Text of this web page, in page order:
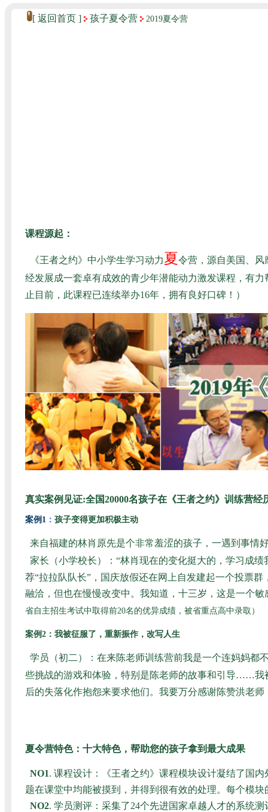
[ 返回首页 ] 孩子夏令营 2019夏令营
课程源起：
《王者之约》中小学生学习动力夏令营，源自美国、风
经发展成一套卓有成效的青少年潜能动力激发课程，有
止目前，此课程已连续举办16年，拥有良好口碑！）
真实案例见证:全国20000名孩子在《王者之约》训练营经
案例1 ： 孩子变得更加积极主动
来自福建的林肖原先是个非常羞涩的孩子，一遇到事情
家长（小学校长）：“林肖现在的变化挺大的，学习成
荐“拉拉队队长”，国庆放假还在网上自发建起一个投票
融洽，但也在慢慢改变中。我知道，十三岁，这是一个
省自主招生考试中取得前20名的优异成绩，被省重点高中录取 ）
案例2：我被征服了，重新振作，改写人生
学员（初二）：在来陈老师训练营前我是一个连妈妈都
些挑战的游戏和体验，特别是陈老师的故事和引导……我
后的失落化作抱怨来要求他们。我要万分感谢陈赞洪老
夏令营特色：十大特色，帮助您的孩子拿到最大成果
NO1. 课程设计：《王者之约》课程模块设计凝结了国
题在课堂中均能被摸到，并得到很有效的处理。每个模
NO2. 学员测评：采集了24个先进国家卓越人才的系统